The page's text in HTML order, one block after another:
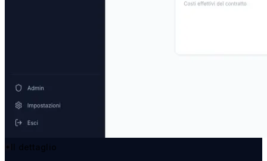
Il dettaglio